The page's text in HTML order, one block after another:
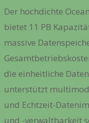
Der hochdichte
bietet 11 PB
massive
die einheitliche
unterstützt
und Echtzeit-
und -verwaltbarkeit